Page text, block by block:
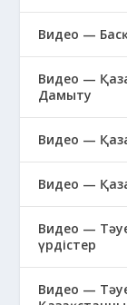
Видео —
Видео —
Дамыту
Видео —
Видео —
Видео —
үрдістер
Видео —